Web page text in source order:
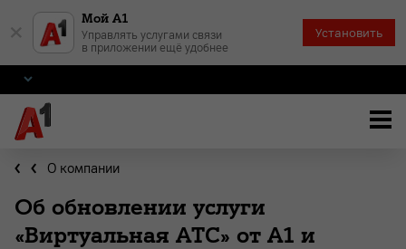
Мой А1
Управлять услугами связи
в приложении ещё удобнее
Установить
О компании
Об обновлении услуги
«Виртуальная АТС» от А1 и